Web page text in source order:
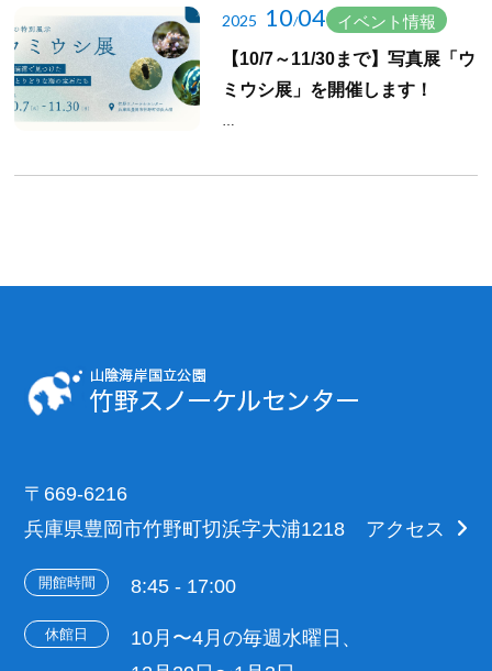
2025 10/04
イベント情報
【10/7～11/30まで】写真展「ウ
ミウシ展」を開催します！
〒669-6216
兵庫県豊岡市竹野町切浜字大浦1218
アクセス
開館時間 8:45 - 17:00
休館日
10月〜4月の毎週水曜日、